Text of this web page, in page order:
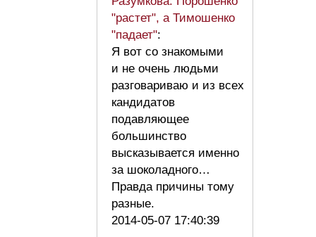
"растет", а Тимошенко
"падает":
Я вот со знакомыми
и не очень людьми
разговариваю и из всех
кандидатов
подавляющее
большинство
высказывается именно
за шоколадного…
Правда причины тому
разные.
2014-05-07 17:40:39